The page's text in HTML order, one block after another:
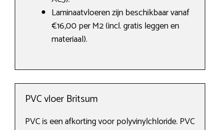
Laminaatvloeren zijn beschikbaar vanaf
€16,00 per M2 (incl. gratis leggen en
materiaal).
PVC vloer Britsum
PVC is een afkorting voor polyvinylchloride. PVC